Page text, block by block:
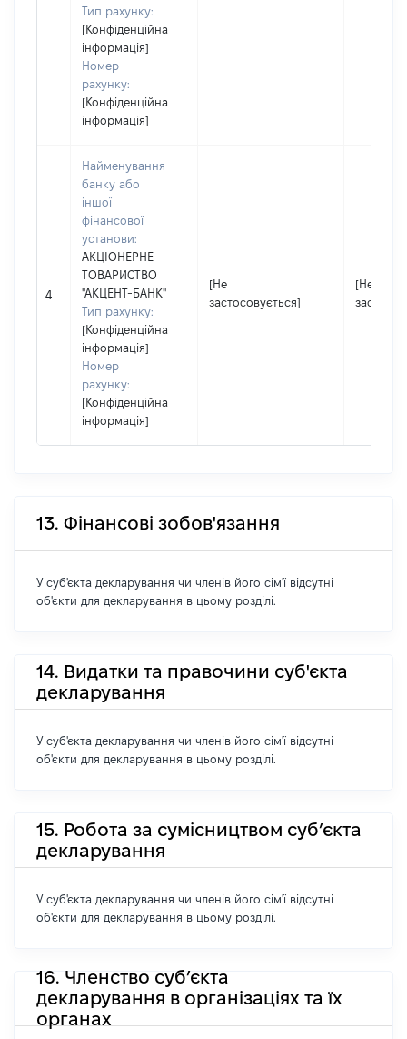
Тип рахунку:
[Конфіденційна
інформація]
Номер
рахунку:
[Конфіденційна
інформація]
4
Найменування
банку або
іншої
фінансової
установи:
АКЦІОНЕРНЕ
ТОВАРИСТВО
"АКЦЕНТ-БАНК"
Тип рахунку:
[Конфіденційна
інформація]
Номер
рахунку:
[Конфіденційна
інформація]
[Не
застосовується]
[Не
13. Фінансові зобов'язання
У суб'єкта декларування чи членів його сім'ї відсутні
об'єкти для декларування в цьому розділі.
14. Видатки та правочини суб'єкта
декларування
У суб'єкта декларування чи членів його сім'ї відсутні
об'єкти для декларування в цьому розділі.
15. Робота за сумісництвом суб’єкта
декларування
У суб'єкта декларування чи членів його сім'ї відсутні
об'єкти для декларування в цьому розділі.
16. Членство суб’єкта
декларування в організаціях та їх
органах